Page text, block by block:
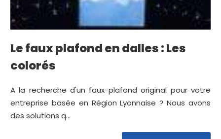
Le faux plafond en dalles : Les
colorés
A la recherche d'un faux-plafond original pour votre
entreprise basée en Région Lyonnaise ? Nous avons
des solutions q...